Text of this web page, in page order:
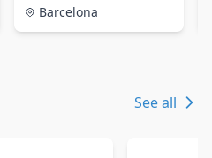
Barcelona
See all